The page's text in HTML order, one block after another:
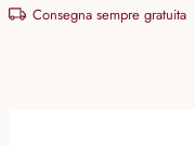
Consegna sempre gratuita